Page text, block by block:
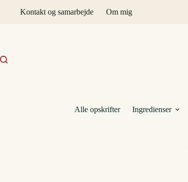
Kontakt og samarbejde Om mig
Alle opskrifter Ingredienser